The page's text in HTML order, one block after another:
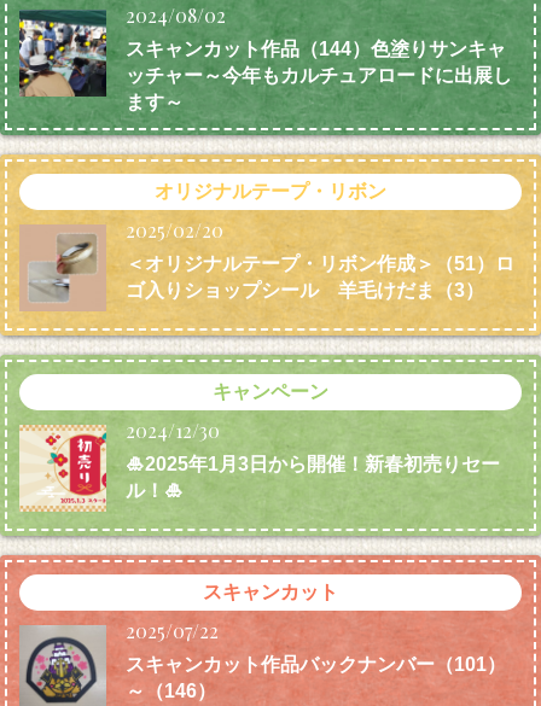
2024/08/02
スキャンカット作品（144）色塗りサンキャ
ッチャー～今年もカルチュアロードに出展し
ます～
オリジナルテープ・リボン
2025/02/20
＜オリジナルテープ・リボン作成＞（51）ロ
ゴ入りショップシール 羊毛けだま （3）
キャンペーン
2024/12/30
🎍2025年1月3日から開催！新春初売りセー
ル！🎍
スキャンカット
2025/07/22
スキャンカット作品バックナンバー（101）
～（146）